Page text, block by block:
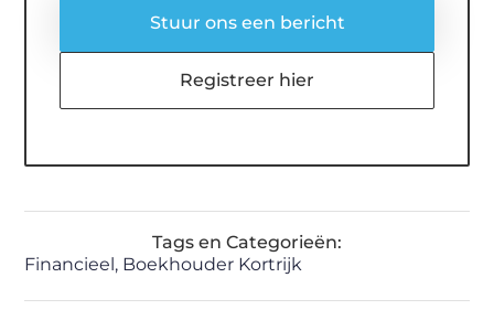
Stuur ons een bericht
Registreer hier
Tags en Categorieën:
Financieel, Boekhouder Kortrijk